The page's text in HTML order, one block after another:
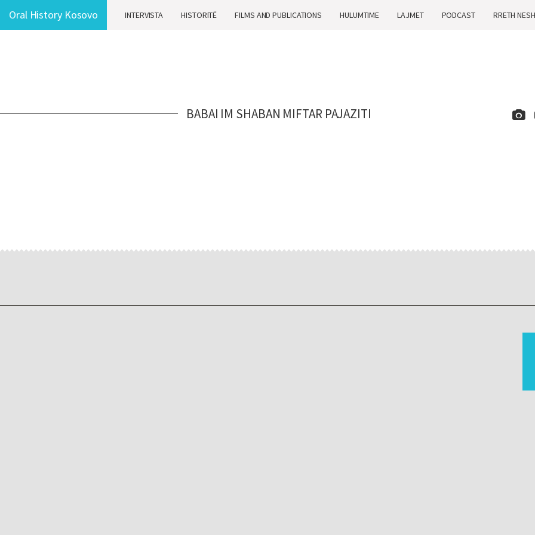
Oral History Kosovo INTERVISTA HISTORITË FILMS AND PUBLICATIONS HULUMTIME LAJMET PODCAST RRETH NESH
BABAI IM SHABAN MIFTAR PAJAZITI